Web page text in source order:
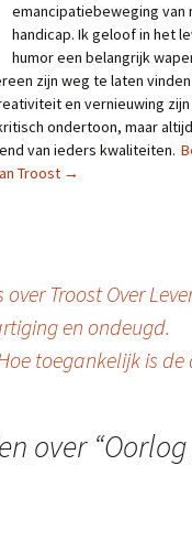
emancipatiebeweging van
handicap. Ik geloof in het
humor een belangrijk
zijn weg te laten
en vernieuwing
ondertoon, maar
van ieders kwaliteiten.
Troost →
over Troost Over
en ondeugd.
toegankelijk is
over “